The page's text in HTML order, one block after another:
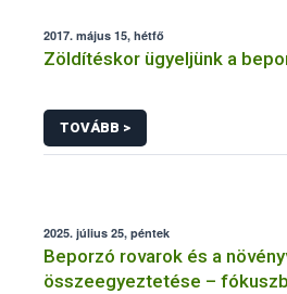
2017. május 15, hétfő
Zöldítéskor ügyeljünk a
TOVÁBB >
2025. július 25, péntek
Beporzó rovarok és a
összeegyeztetése –